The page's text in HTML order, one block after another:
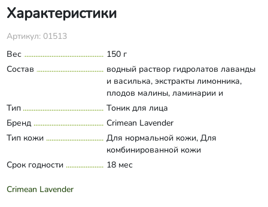
Характеристики
Артикул: 01513
Вес
150 г
Состав
водный раствор гидролатов лаванды
и василька, экстракты лимонника,
плодов малины, ламинарии и
василька, глицерин, аллантоин,
пантенол, натрия
пирролидонкарбонат, лимонная
кислота, бензоат натрия,
оксиметилглицин, эфирные масла
лаванды и иланг-иланга.
Развернуть состав
Тип
Тоник для лица
Бренд
Crimean Lavender
Тип кожи
Для нормальной кожи, Для
комбинированной кожи
Срок годности
18 мес
Crimean Lavender